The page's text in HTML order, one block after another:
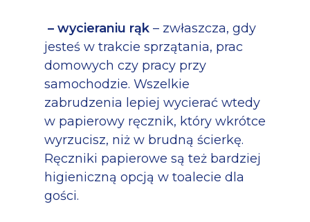
– wycieraniu rąk – zwłaszcza, gdy
jesteś w trakcie sprzątania, prac
domowych czy pracy przy
samochodzie. Wszelkie
zabrudzenia lepiej wycierać wtedy
w papierowy ręcznik, który wkrótce
wyrzucisz, niż w brudną ścierkę.
Ręczniki papierowe są też bardziej
higieniczną opcją w toalecie dla
gości.